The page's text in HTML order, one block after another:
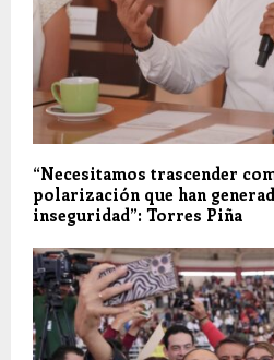
“Necesitamos trascender
polarización que han
inseguridad”: Torres Piña